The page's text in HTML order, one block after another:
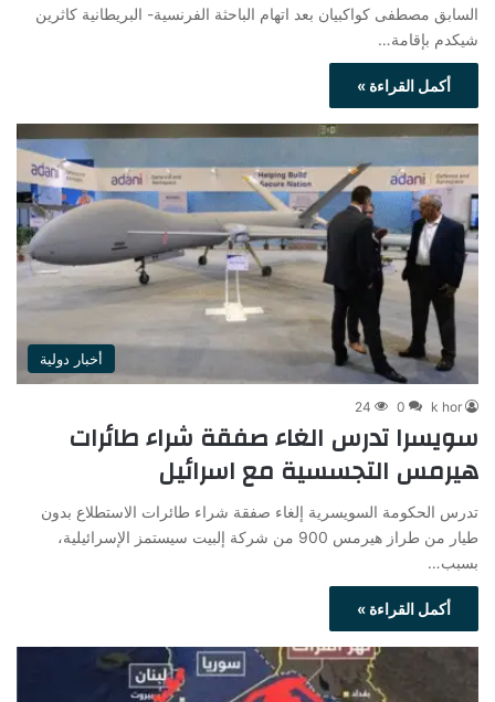
السابق مصطفى كواكبيان بعد اتهام الباحثة الفرنسية- البريطانية كاثرين
شيكدم بإقامة…
أكمل القراءة »
أخبار دولية
k hor
0
24
سويسرا تدرس الغاء صفقة شراء طائرات
هيرمس التجسسية مع اسرائيل
تدرس الحكومة السويسرية إلغاء صفقة شراء طائرات الاستطلاع بدون
طيار من طراز هيرمس 900 من شركة إلبيت سيستمز الإسرائيلية،
بسبب…
أكمل القراءة »